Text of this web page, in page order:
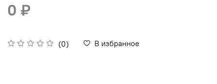
(0) В избранное
0 ₽